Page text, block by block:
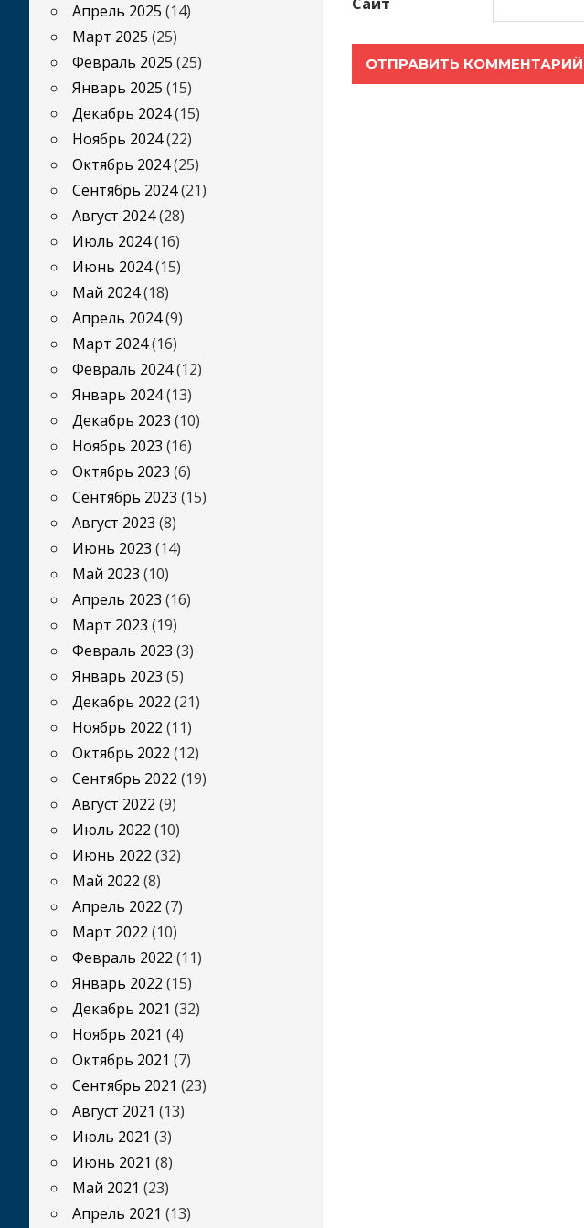
Апрель 2025 (14)
Март 2025 (25)
Февраль 2025 (25)
Январь 2025 (15)
Декабрь 2024(15)
Ноябрь 2024(22)
Октябрь 2024(25)
Сентябрь 2024(21)
Август 2024(28)
Июль 2024(16)
Июнь 2024(15)
Май 2024(18)
Апрель 2024(9)
Март 2024(16)
Февраль 2024(12)
Январь 2024(13)
Декабрь 2023 (10)
Ноябрь 2023 (16)
Октябрь 2023 (6)
Сентябрь 2023 (15)
Август 2023 (8)
Июнь 2023 (14)
Май 2023 (10)
Апрель 2023 (16)
Март 2023 (19)
Февраль 2023 (3)
Январь 2023 (5)
Декабрь 2022 (21)
Ноябрь 2022 (11)
Октябрь 2022 (12)
Сентябрь 2022 (19)
Август 2022 (9)
Июль 2022 (10)
Июнь 2022 (32)
Май 2022 (8)
Апрель 2022 (7)
Март 2022 (10)
Февраль 2022 (11)
Январь 2022 (15)
Декабрь 2021 (32)
Ноябрь 2021 (4)
Октябрь 2021 (7)
Сентябрь 2021 (23)
Август 2021 (13)
Июль 2021 (3)
Июнь 2021 (8)
Май 2021 (23)
Апрель 2021 (13)